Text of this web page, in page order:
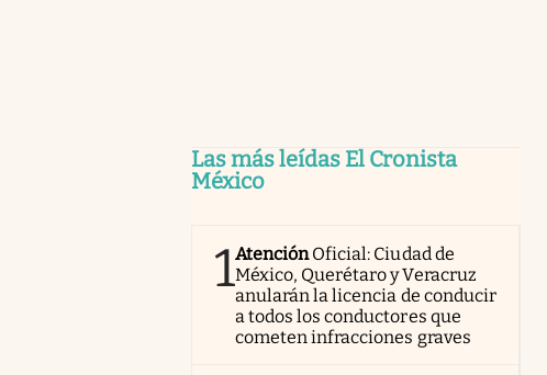
Las más leídas El Cronista
México
1AtenciónOficial: Ciudad de
México, Querétaro y Veracruz
anularán la licencia de conducir
a todos los conductores que
cometen infracciones graves